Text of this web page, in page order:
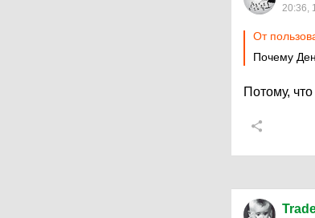
20:36,
От
Почему
Потому,